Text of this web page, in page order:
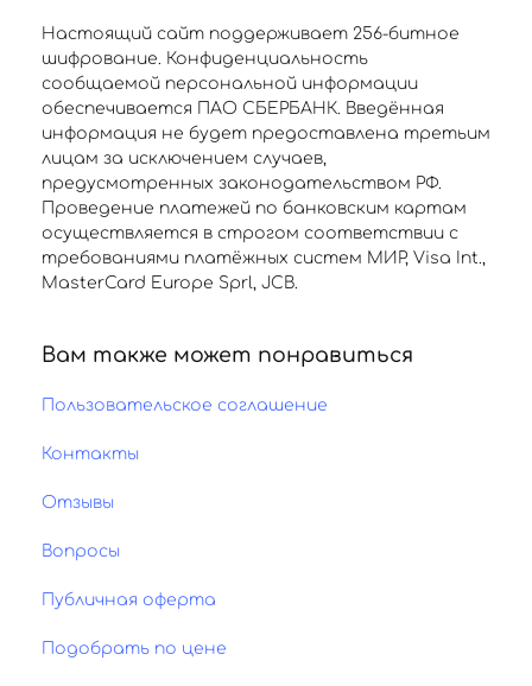
Настоящий сайт поддерживает 256-битное
шифрование. Конфиденциальность
сообщаемой персональной информации
обеспечивается ПАО СБЕРБАНК. Введённая
информация не будет предоставлена третьим
лицам за исключением случаев,
предусмотренных законодательством РФ.
Проведение платежей по банковским картам
осуществляется в строгом соответствии с
требованиями платёжных систем МИР, Visa Int.,
MasterCard Europe Sprl, JCB.
Вам также может понравиться
Пользовательское соглашение
Контакты
Отзывы
Вопросы
Публичная оферта
Подобрать по цене